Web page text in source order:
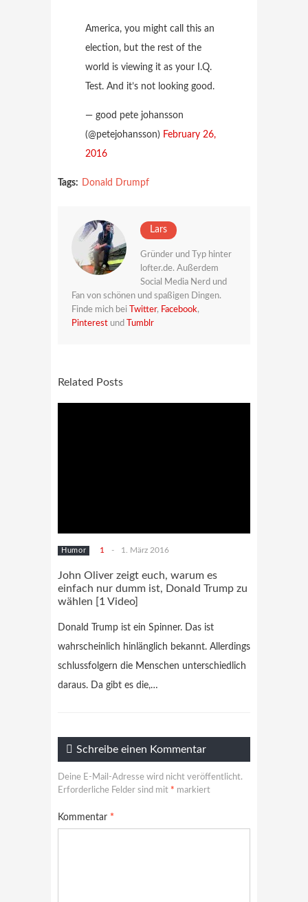
America, you might call this an
election, but the rest of the
world is viewing it as your I.Q.
Test. And it’s not looking good.
— good pete johansson
(@petejohansson) February 26,
2016
Tags: Donald Drumpf
Lars
Gründer und Typ hinter
lofter.de. Außerdem
Social Media Nerd und
Fan von schönen und spaßigen Dingen.
Finde mich bei
Twitter, Facebook,
Pinterest und Tumblr
Related Posts
Humor 1 - 1. März 2016
John Oliver zeigt euch, warum es
einfach nur dumm ist, Donald Trump zu
wählen [1 Video]
Donald Trump ist ein Spinner. Das ist
wahrscheinlich hinlänglich bekannt. Allerdings
schlussfolgern die Menschen unterschiedlich
daraus. Da gibt es die,…
Schreibe einen Kommentar
Deine E-Mail-Adresse wird nicht veröffentlicht.
Erforderliche Felder sind mit * markiert
Kommentar *